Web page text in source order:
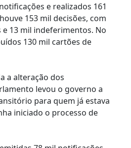
e realizados 161
153 mil decisões, com
13 mil indeferimentos. No
130 mil cartões de
a alteração dos
levou o governo a
para quem já estava
iniciado o processo de